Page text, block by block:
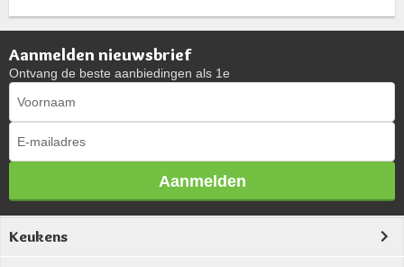
Aanmelden nieuwsbrief
Ontvang de beste aanbiedingen als 1e
Aanmelden
Keukens